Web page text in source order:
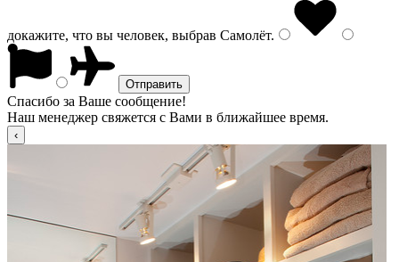
докажите, что вы человек, выбрав Самолёт.
Спасибо за Ваше сообщение!
Наш менеджер свяжется с Вами в ближайшее время.